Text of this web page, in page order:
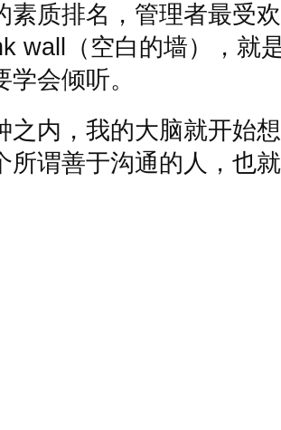
质排名，管理者最受
wall
（空白的墙），就
会倾听。
内，我的大脑就开始
谓善于沟通的人，也